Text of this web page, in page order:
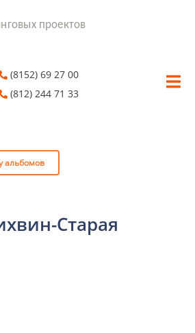
(8152) 69 27 00
(812) 244 71 33
альбомов
Старая